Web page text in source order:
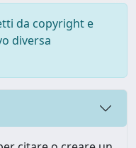
da copyright e
diversa